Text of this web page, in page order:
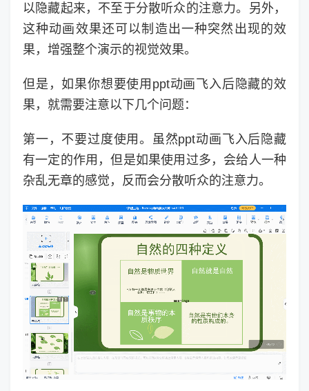
以隐藏起来，不至于分散听众的注意力。另外，
这种动画效果还可以制造出一种突然出现的效
果，增强整个演示的视觉效果。
但是，如果你想要使用ppt动画飞入后隐藏的效
果，就需要注意以下几个问题：
第一，不要过度使用。虽然ppt动画飞入后隐藏
有一定的作用，但是如果使用过多，会给人一种
杂乱无章的感觉，反而会分散听众的注意力。